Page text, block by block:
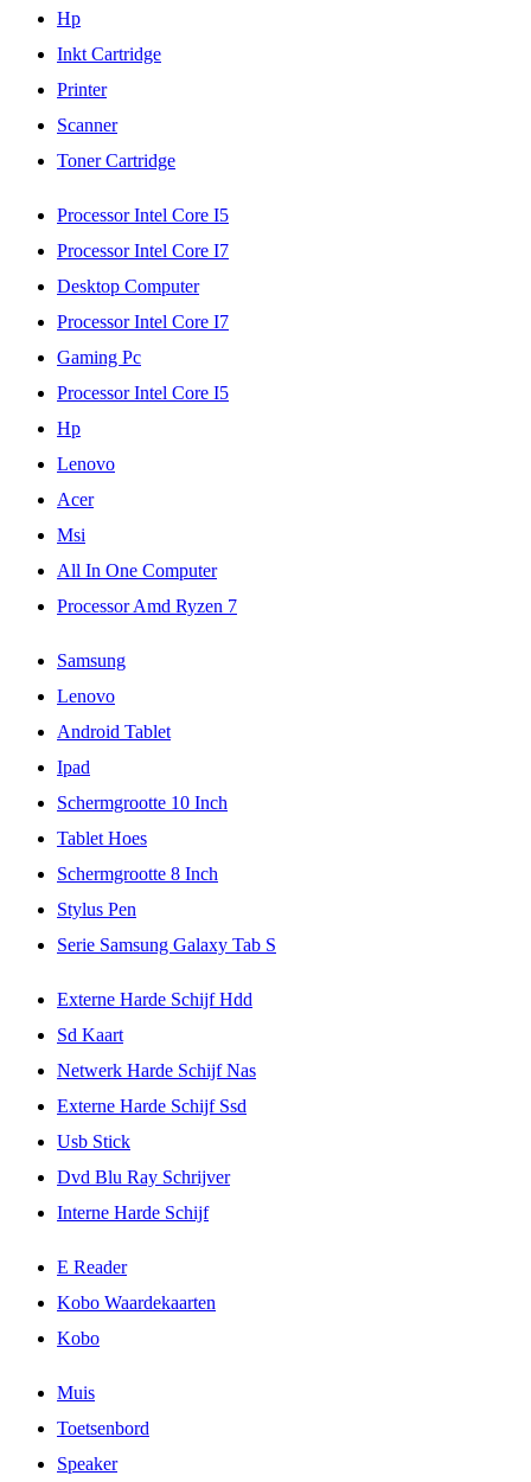
Hp
Inkt Cartridge
Printer
Scanner
Toner Cartridge
Processor Intel Core I5
Processor Intel Core I7
Desktop Computer
Processor Intel Core I7
Gaming Pc
Processor Intel Core I5
Hp
Lenovo
Acer
Msi
All In One Computer
Processor Amd Ryzen 7
Samsung
Lenovo
Android Tablet
Ipad
Schermgrootte 10 Inch
Tablet Hoes
Schermgrootte 8 Inch
Stylus Pen
Serie Samsung Galaxy Tab S
Externe Harde Schijf Hdd
Sd Kaart
Netwerk Harde Schijf Nas
Externe Harde Schijf Ssd
Usb Stick
Dvd Blu Ray Schrijver
Interne Harde Schijf
E Reader
Kobo Waardekaarten
Kobo
Muis
Toetsenbord
Speaker